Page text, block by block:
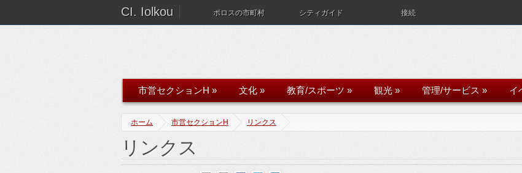
CI. Iolkou ボロスの市町村 シティガイド 接続
市営セクションH » 文化 » 教育/スポーツ » 観光 » 管理/サービス » イ
ホーム 市営セクションH リンクス
リンクス